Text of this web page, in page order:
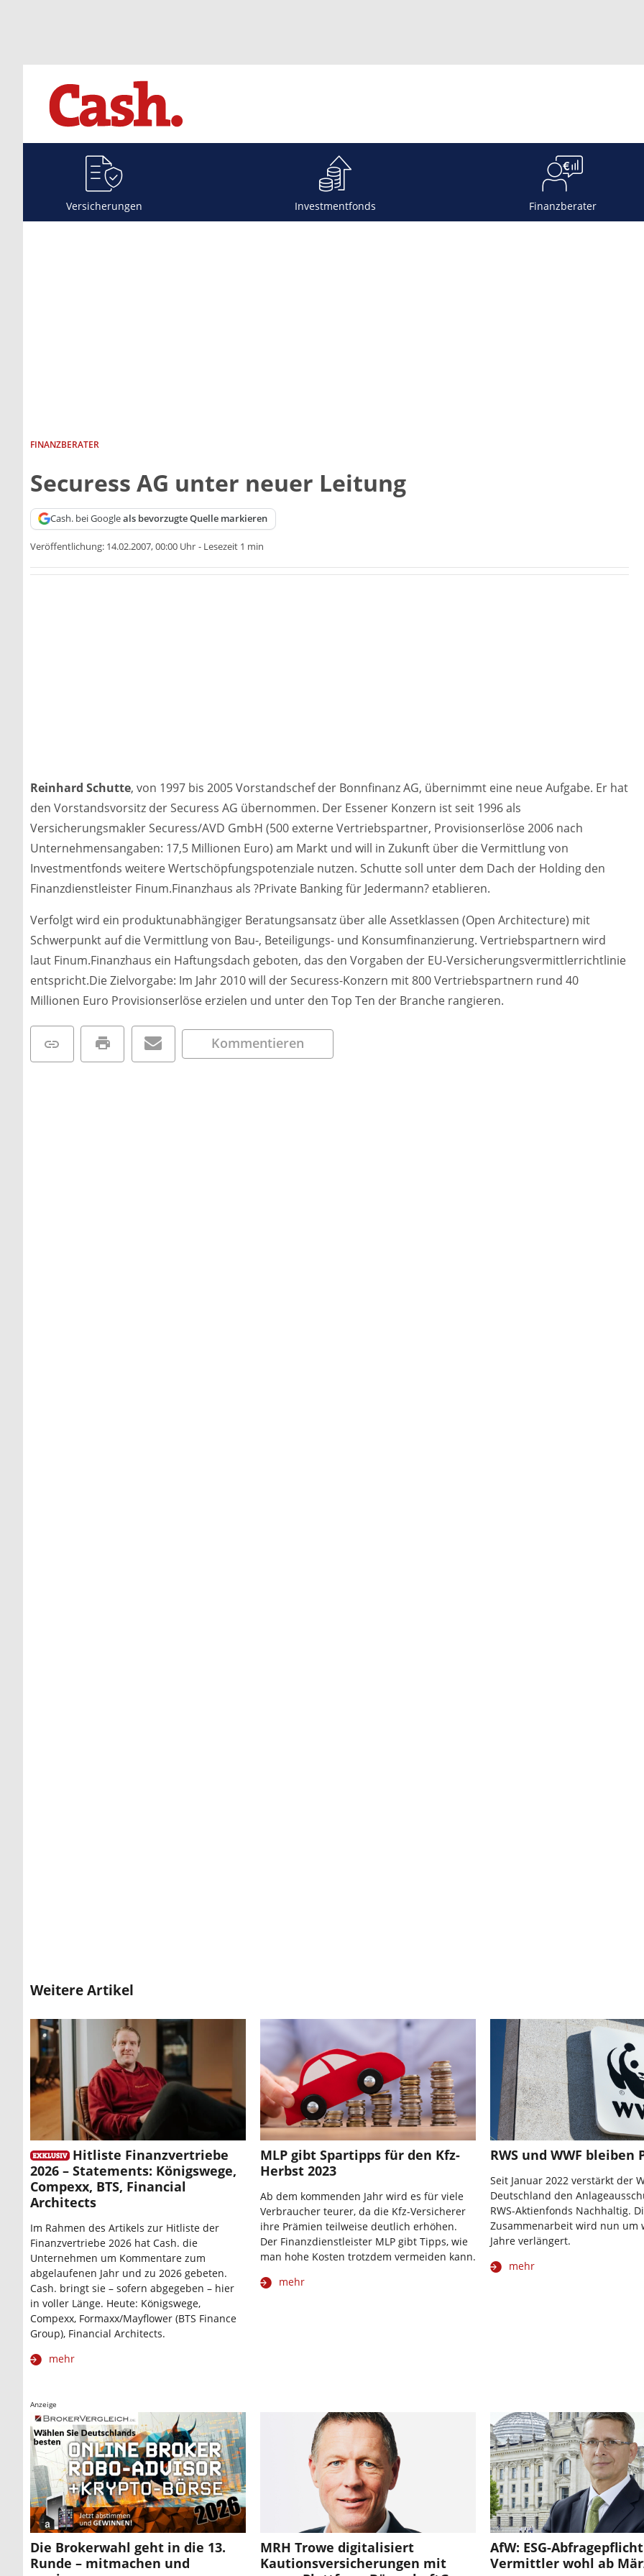
Versicherungen Investmentfonds Finanzberater
FINANZBERATER
Securess AG unter neuer Leitung
Cash. bei Googleals bevorzugte Quelle markieren
Veröffentlichung: 14.02.2007, 00:00 Uhr - Lesezeit 1 min
Reinhard Schutte, von 1997 bis 2005 Vorstandschef der Bonnfinanz AG, übernimmt eine neue Aufgabe. Er hat
den Vorstandsvorsitz der Securess AG übernommen. Der Essener Konzern ist seit 1996 als
Versicherungsmakler Securess/AVD GmbH (500 externe Vertriebspartner, Provisionserlöse 2006 nach
Unternehmensangaben: 17,5 Millionen Euro) am Markt und will in Zukunft über die Vermittlung von
Investmentfonds weitere Wertschöpfungspotenziale nutzen. Schutte soll unter dem Dach der Holding den
Finanzdienstleister Finum.Finanzhaus als ?Private Banking für Jedermann? etablieren.
Verfolgt wird ein produktunabhängiger Beratungsansatz über alle Assetklassen (Open Architecture) mit
Schwerpunkt auf die Vermittlung von Bau-, Beteiligungs- und Konsumfinanzierung. Vertriebspartnern wird
laut Finum.Finanzhaus ein Haftungsdach geboten, das den Vorgaben der EU-Versicherungsvermittlerrichtlinie
entspricht.Die Zielvorgabe: Im Jahr 2010 will der Securess-Konzern mit 800 Vertriebspartnern rund 40
Millionen Euro Provisionserlöse erzielen und unter den Top Ten der Branche rangieren.
Kommentieren
Weitere Artikel
Hitliste Finanzvertriebe
2026 – Statements: Königswege,
Compexx, BTS, Financial
Architects
Im Rahmen des Artikels zur Hitliste der
Finanzvertriebe 2026 hat Cash. die
Unternehmen um Kommentare zum
abgelaufenen Jahr und zu 2026 gebeten.
Cash. bringt sie – sofern abgegeben – hier
in voller Länge. Heute: Königswege,
Compexx, Formaxx/Mayflower (BTS Finance
Group), Financial Architects.
mehr
MLP gibt Spartipps für den Kfz-
Herbst 2023
Ab dem kommenden Jahr wird es für viele
Verbraucher teurer, da die Kfz-Versicherer
ihre Prämien teilweise deutlich erhöhen.
Der Finanzdienstleister MLP gibt Tipps, wie
man hohe Kosten trotzdem vermeiden kann.
mehr
RWS und WWF bleiben
Seit Januar 2022 verstärkt der
Deutschland den
RWS-Aktienfonds Nachhaltig.
Zusammenarbeit wird nun um
Jahre verlängert.
mehr
Anzeige
Die Brokerwahl geht in die 13.
Runde – mitmachen und
MRH Trowe digitalisiert
Kautionsversicherungen mit
AfW: ESG-
Vermittler wohl ab